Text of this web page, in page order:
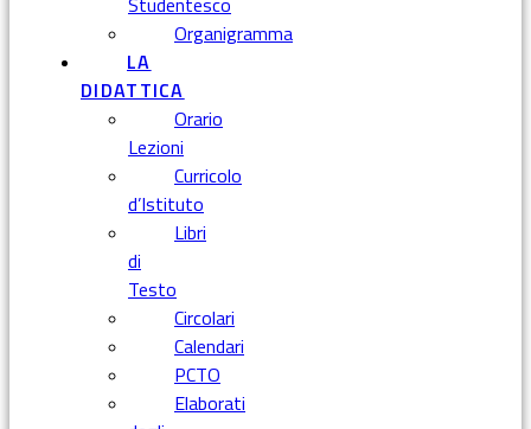
Organigramma
LA
DIDATTICA
Orario
Lezioni
Curricolo
d’Istituto
Libri
di
Testo
Circolari
Calendari
PCTO
Elaborati